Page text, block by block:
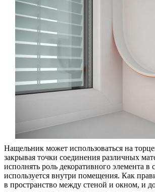
Нащельник может использоваться на
закрывая точки соединения различных
исполнять роль декоративного элемента в
используется внутри помещения. Как
в пространство между стеной и окном, и